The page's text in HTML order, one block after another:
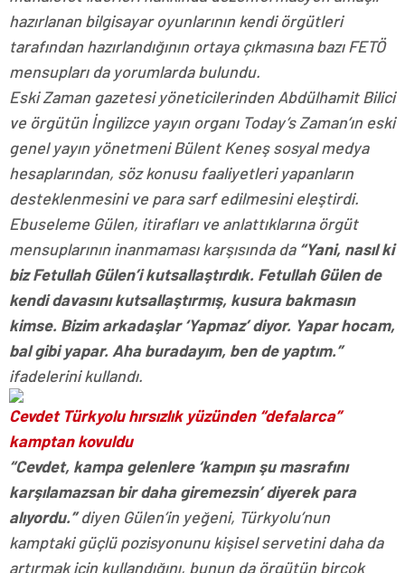
hazırlanan bilgisayar oyunlarının kendi örgütleri
tarafından hazırlandığının ortaya çıkmasına bazı FETÖ
mensupları da yorumlarda bulundu.
Eski Zaman gazetesi yöneticilerinden Abdülhamit Bilici
ve örgütün İngilizce yayın organı Today’s Zaman’ın eski
genel yayın yönetmeni Bülent Keneş sosyal medya
hesaplarından, söz konusu faaliyetleri yapanların
desteklenmesini ve para sarf edilmesini eleştirdi.
Ebuseleme Gülen, itirafları ve anlattıklarına örgüt
mensuplarının inanmaması karşısında da “Yani, nasıl ki
biz Fetullah Gülen’i kutsallaştırdık. Fetullah Gülen de
kendi davasını kutsallaştırmış, kusura bakmasın
kimse. Bizim arkadaşlar ‘Yapmaz’ diyor. Yapar hocam,
bal gibi yapar. Aha buradayım, ben de yaptım.”
ifadelerini kullandı.
Cevdet Türkyolu hırsızlık yüzünden “defalarca”
kamptan kovuldu
“Cevdet, kampa gelenlere ‘kampın şu masrafını
karşılamazsan bir daha giremezsin’ diyerek para
alıyordu.”diyen Gülen’in yeğeni, Türkyolu’nun
kamptaki güçlü pozisyonunu kişisel servetini daha da
artırmak için kullandığını, bunun da örgütün birçok